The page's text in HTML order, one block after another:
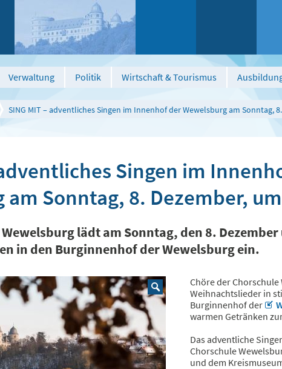
Verwaltung Politik Wirtschaft & Tourismus
SING MIT – adventliches Singen im Innenhof der Wewelsburg am Sonntag, 8.
Singen im
am Sonntag, 8. Dezember,
lädt am Sonntag, den 8.
in den Burginnenhof der Wewelsburg ein.
Chöre der
Weihnachtslieder in
Burginnenhof der
warmen Getränken
Das adventliche
Chorschule
und dem